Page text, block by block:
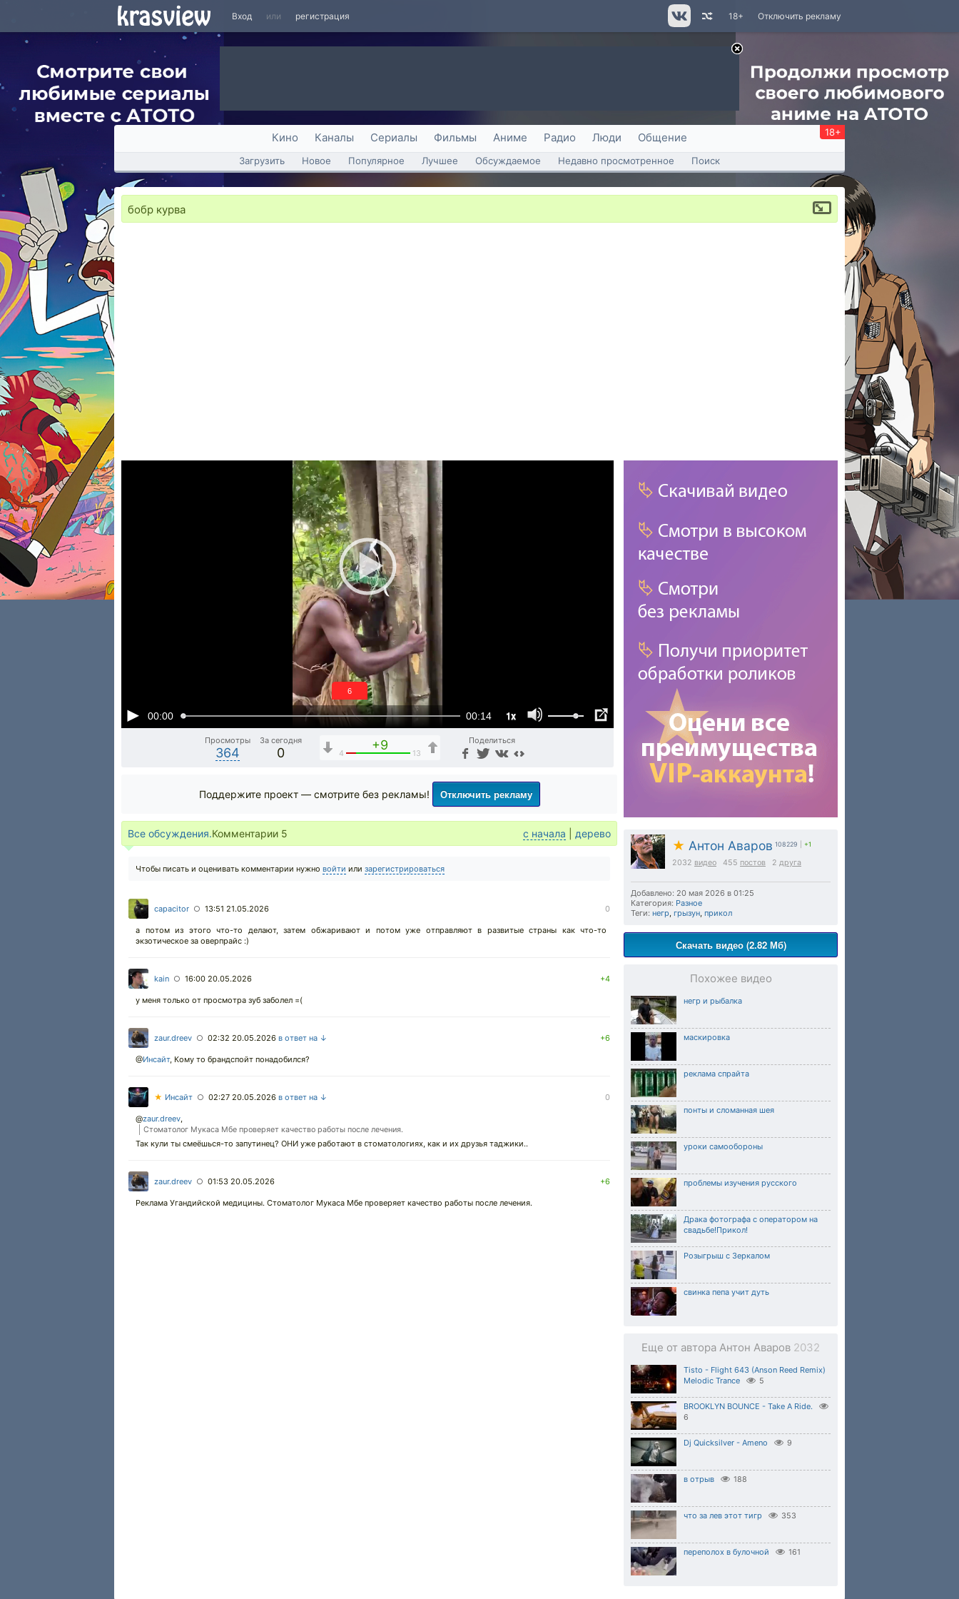
Вход или регистрация Отключить рекламу
18+
Кино Каналы Сериалы Фильмы Аниме Радио Люди Общение 18+
Загрузить Новое Популярное Лучшее Обсуждаемое Недавно просмотренное Поиск
бобр курва
00:00 00:14 1x
6
Просмотры
364
За сегодня
0
+9
4 13
Поделиться
★ Антон Аваров 108229 +1
2032 видео 455 постов 2 друга
Добавлено: 20 мая 2026 в 01:25
Категория: Разное
Теги: негр, грызун, прикол
Скачать видео (2.82 Мб)
Похожее видео
негр и рыбалка
маскировка
реклама спрайта
понты и сломанная шея
уроки самообороны
проблемы изучения русского
Драка фотографа с оператором на
свадьбе!Прикол!
Розыгрыш с Зеркалом
свинка пепа учит дуть
Еще от автора Антон Аваров 2032
Tisto - Flight 643 (Anson Reed Remix)
Melodic Trance
5
BROOKLYN BOUNCE - Take A Ride.
6
Dj Quicksilver - Ameno 9
в отрыв 188
что за лев этот тигр 353
переполох в булочной 161
Поддержите проект — смотрите без рекламы! Отключить рекламу
Все обсуждения.Комментарии 5 с начала дерево
Чтобы писать и оценивать комментарии нужно войти или зарегистрироваться
capacitor ○ 13:51 21.05.2026 0
а потом из этого что-то делают, затем обжаривают и потом уже отправляют в развитые страны как что-то
экзотическое за оверпрайс :)
kain ○ 16:00 20.05.2026 +4
у меня только от просмотра зуб заболел =(
zaur.dreev ○ 02:32 20.05.2026 в ответ на ↓ +6
@Инсайт, Кому то брандспойт понадобился?
★ Инсайт ○ 02:27 20.05.2026 в ответ на ↓ 0
@zaur.dreev,
Стоматолог Мукаса Мбе проверяет качество работы после лечения.
Так кули ты смеёшься-то запутинец? ОНИ уже работают в стоматологиях, как и их друзья таджики..
zaur.dreev ○ 01:53 20.05.2026 +6
Реклама Угандийской медицины. Стоматолог Мукаса Мбе проверяет качество работы после лечения.